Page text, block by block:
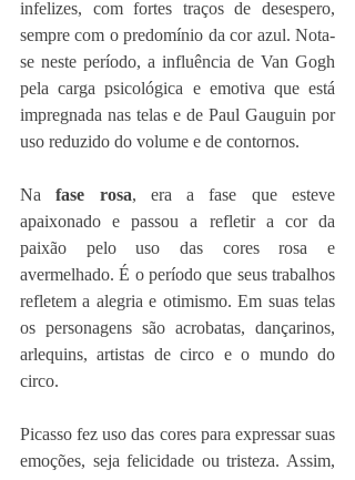
infelizes, com fortes traços de desespero,
sempre com o predomínio da cor azul. Nota-
se neste período, a influência de Van Gogh
pela carga psicológica e emotiva que está
impregnada nas telas e de Paul Gauguin por
uso reduzido do volume e de contornos.
Na fase rosa, era a fase que esteve
apaixonado e passou a refletir a cor da
paixão pelo uso das cores rosa e
avermelhado. É o período que seus trabalhos
refletem a alegria e otimismo. Em suas telas
os personagens são acrobatas, dançarinos,
arlequins, artistas de circo e o mundo do
circo.
Picasso fez uso das cores para expressar suas
emoções, seja felicidade ou tristeza. Assim,